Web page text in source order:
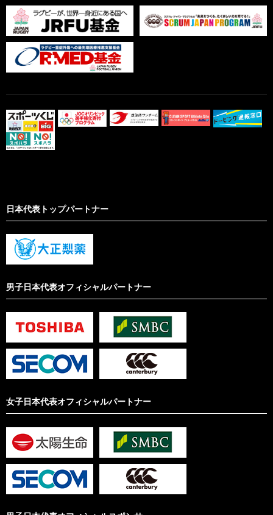
日本代表トップパートナー
男子日本代表オフィシャルパートナー
女子日本代表オフィシャルパートナー